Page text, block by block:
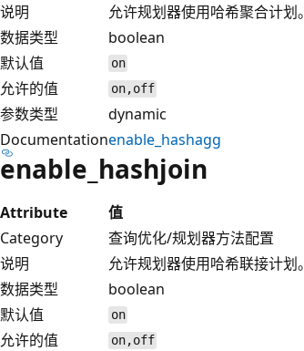
说明
允许规划器使用哈希聚合计划。
数据类型
boolean
默认值
on
允许的值 on,off
参数类型
dynamic
Documentationenable_hashagg
enable_hashjoin
Attribute
值
Category
查询优化/规划器方法配置
说明
允许规划器使用哈希联接计划。
数据类型
boolean
默认值
on
允许的值 on,off